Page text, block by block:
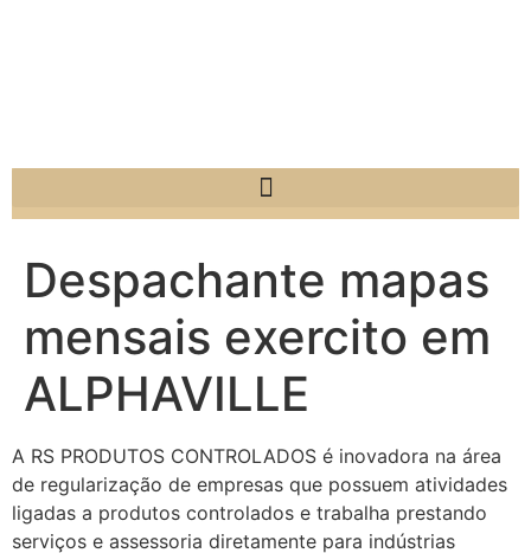
Despachante mapas
mensais exercito em
ALPHAVILLE
A RS PRODUTOS CONTROLADOS é inovadora na área
de regularização de empresas que possuem atividades
ligadas a produtos controlados e trabalha prestando
serviços e assessoria diretamente para indústrias